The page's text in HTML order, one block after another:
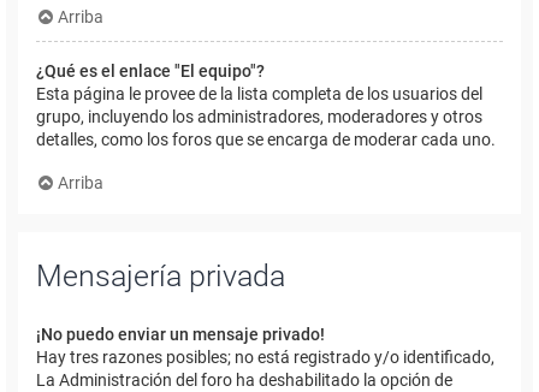
Arriba
¿Qué es el enlace "El equipo"?
Esta página le provee de la lista completa de los usuarios del
grupo, incluyendo los administradores, moderadores y otros
detalles, como los foros que se encarga de moderar cada uno.
Arriba
Mensajería privada
¡No puedo enviar un mensaje privado!
Hay tres razones posibles; no está registrado y/o identificado,
La Administración del foro ha deshabilitado la opción de